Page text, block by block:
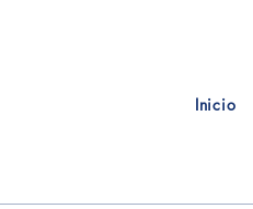
Inicio